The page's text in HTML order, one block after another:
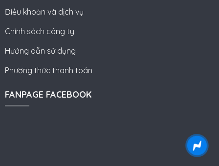
Điều khoản và dịch vụ
Chính sách công ty
Hướng dẫn sử dụng
Phương thức thanh toán
FANPAGE FACEBOOK